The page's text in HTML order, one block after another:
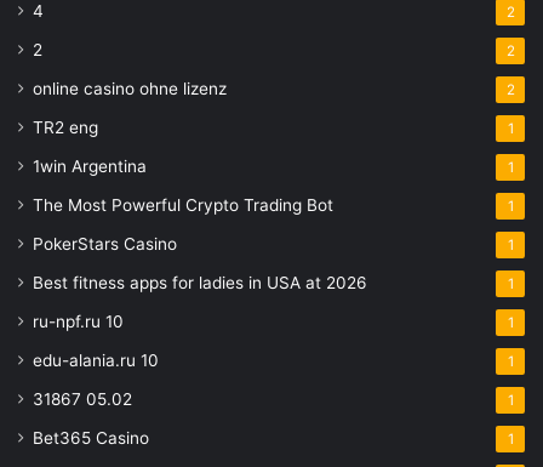
4 2
2 2
online casino ohne lizenz 2
TR2 eng 1
1win Argentina 1
The Most Powerful Crypto Trading Bot 1
PokerStars Casino 1
Best fitness apps for ladies in USA at 2026 1
ru-npf.ru 10 1
edu-alania.ru 10 1
31867 05.02 1
Bet365 Casino 1